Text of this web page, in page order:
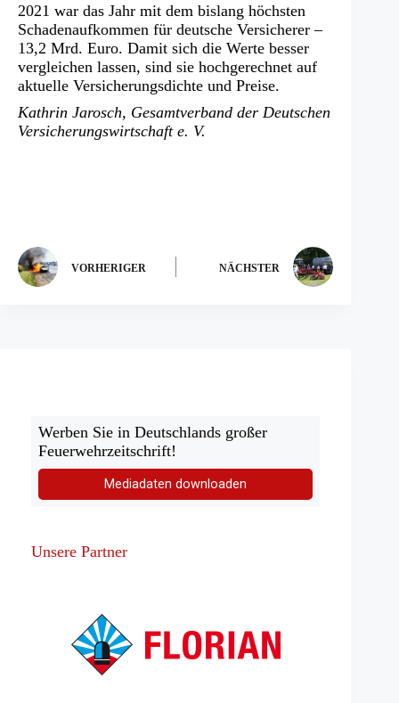
2021 war das Jahr mit dem bislang höchsten
Schadenaufkommen für deutsche Versicherer –
13,2 Mrd. Euro. Damit sich die Werte besser
vergleichen lassen, sind sie hochgerechnet auf
aktuelle Versicherungsdichte und Preise.
Kathrin Jarosch, Gesamtverband der Deutschen
Versicherungswirtschaft e. V.
VORHERIGER NÄCHSTER
Werben Sie in Deutschlands großer
Feuerwehrzeitschrift!
Mediadaten downloaden
Unsere Partner